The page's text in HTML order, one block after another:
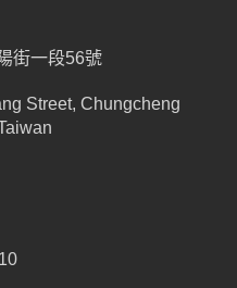
街一段56號
Street, Chungcheng